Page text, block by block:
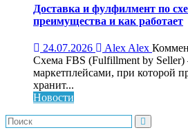
Доставка и фулфилмент по
преимущества и как работает
24.07.2026 Alex Alex
Схема FBS (Fulfillment by
маркетплейсами, при которой
хранит...
Новости